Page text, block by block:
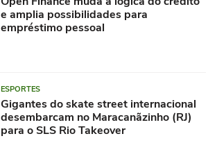
e amplia possibilidades para
empréstimo pessoal
ESPORTES
Gigantes do skate street internacional
desembarcam no Maracanãzinho (RJ)
para o SLS Rio Takeover